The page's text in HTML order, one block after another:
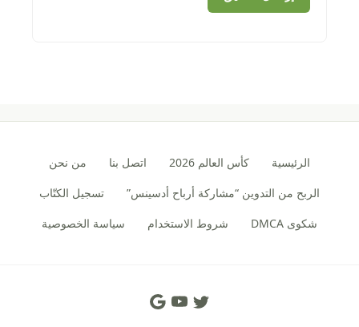
الرئيسية كأس العالم 2026 اتصل بنا
من نحن
الربح من التدوين “مشاركة أرباح أدسينس”
تسجيل الكتّاب
شكوى DMCA
شروط الاستخدام سياسة الخصوصية
Social Links